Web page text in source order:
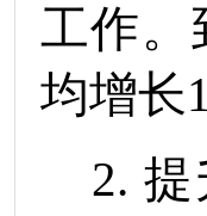
工作。
均增长
2. 提